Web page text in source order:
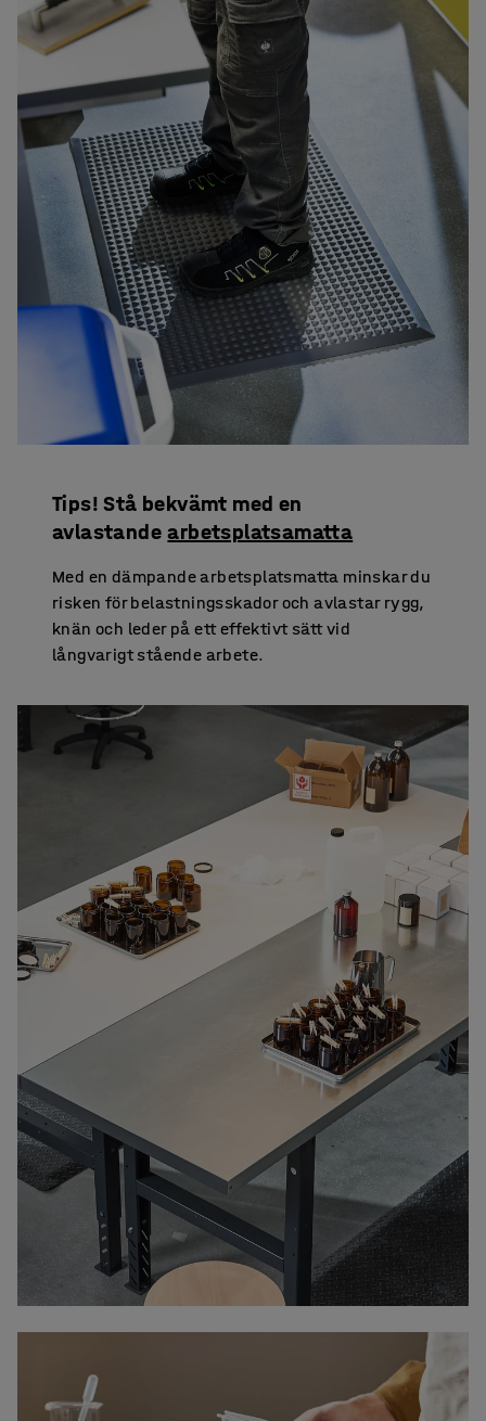
Tips! Stå bekvämt med en
avlastandearbetsplatsamatta
Med en dämpande arbetsplatsmatta minskar du
risken för belastningsskador och avlastar rygg,
knän och leder på ett effektivt sätt vid
långvarigt stående arbete.